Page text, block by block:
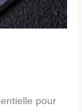
pour